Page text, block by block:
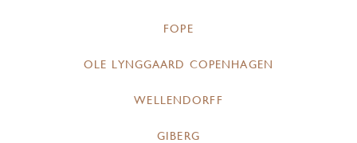
FOPE
OLE LYNGGAARD COPENHAGEN
WELLENDORFF
GIBERG